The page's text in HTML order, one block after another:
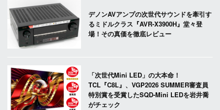
デノンAVアンプの次世代サウンドを牽引す
るミドルクラス『AVR-X3900H』堂々登
場！その真価を徹底レビュー
「次世代Mini LED」の大本命！
TCL『C8L』、VGP2026 SUMMER審査員
特別賞を受賞したSQD-Mini LEDを岩井喬
がチェック